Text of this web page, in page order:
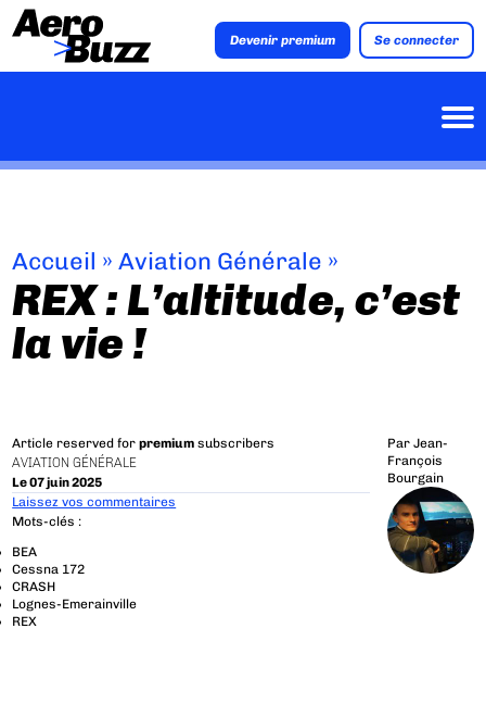
Devenir premium Se connecter
Accueil »Aviation Générale »
REX : L’altitude, c’est
la vie !
Article reserved forpremium subscribers
AVIATION GÉNÉRALE
Le 07 juin 2025
Par Jean-
François
Bourgain
Laissez vos commentaires
Mots-clés :
BEA
Cessna 172
CRASH
Lognes-Emerainville
REX